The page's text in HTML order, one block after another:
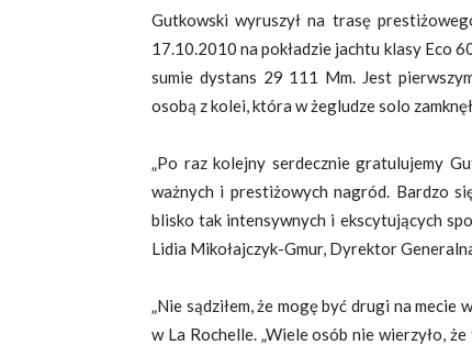
Gutkowski wyruszył na trasę
17.10.2010 na pokładzie jachtu klasy Eco
sumie dystans 29 111 Mm. Jest
osobą z kolei, która w żegludze solo
„Po raz kolejny serdecznie gratulujemy
ważnych i prestiżowych nagród. Bardzo
blisko tak intensywnych i ekscytujących
Lidia Mikołajczyk-Gmur, Dyrektor
„Nie sądziłem, że mogę być drugi na
w La Rochelle. „Wiele osób nie wierzyło,